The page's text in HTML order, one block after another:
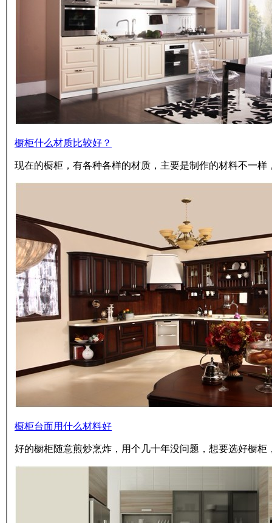
橱柜什么材质比较好？
现在的橱柜，有各种各样的材质，主要是制作的材料不一样
橱柜台面用什么材料好
好的橱柜随意煎炒烹炸，用个几十年没问题，想要选好橱柜